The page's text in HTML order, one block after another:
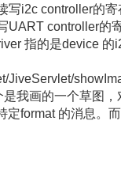
写i2c controller的
UART controller的
指的是device 的
JiveServlet/
我画的一个草图
定format 的消息。